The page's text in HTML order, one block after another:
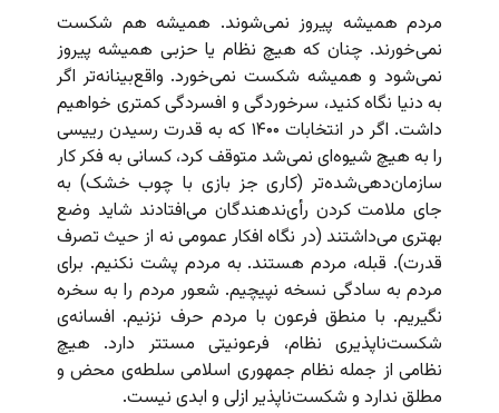
مردم همیشه پیروز نمی‌شوند. همیشه هم شکست
نمی‌خورند. چنان که هیچ نظام یا حزبی همیشه پیروز
نمی‌شود و همیشه شکست نمی‌خورد. واقع‌بینانه‌تر اگر
به دنیا نگاه کنید، سرخوردگی و افسردگی‌ کمتری خواهیم
داشت. اگر در انتخابات ۱۴۰۰ که به قدرت رسیدن رییسی
را به هیچ شیوه‌ای نمی‌شد متوقف کرد، کسانی به فکر کار
سازمان‌دهی‌شده‌تر (کاری جز بازی با چوب خشک) به
جای ملامت کردن رأی‌ندهندگان می‌افتادند شاید وضع
بهتری می‌داشتند (در نگاه افکار عمومی نه از حیث تصرف
قدرت). قبله، مردم هستند. به مردم پشت نکنیم. برای
مردم به سادگی نسخه نپیچیم. شعور مردم را به سخره
نگیریم. با منطق فرعون با مردم حرف نزنیم. افسانه‌ی
شکست‌ناپذیری نظام، فرعونیتی مستتر دارد. هیچ
نظامی از جمله نظام جمهوری اسلامی سلطه‌ی محض و
مطلق ندارد و شکست‌ناپذیر ازلی و ابدی نیست.